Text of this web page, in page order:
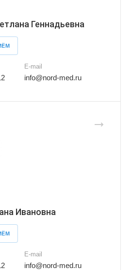
Геннадьевна
E-mail
info@nord-med.ru
Ивановна
E-mail
info@nord-med.ru